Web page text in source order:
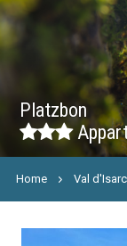
Platzbon
Home Val